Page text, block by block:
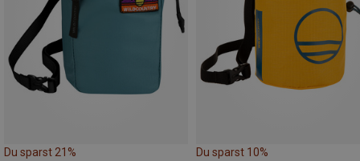
Du sparst 21% Du sparst 10%